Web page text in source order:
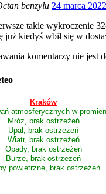
benzylu 24 marca
takie wykroczenie
już kiedyś wbił się w
komentarzy nie jest
Kraków
atmosferycznych w
Mróz, brak ostrzeżeń
Upał, brak ostrzeżeń
Wiatr, brak ostrzeżeń
Opady, brak ostrzeżeń
Burze, brak ostrzeżeń
powietrzne, brak ostrzeżeń